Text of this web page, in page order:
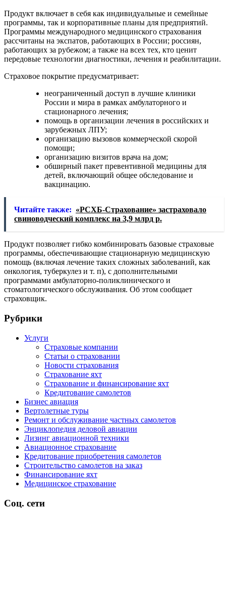
Продукт включает в себя как индивидуальные и семейные
программы, так и корпоративные планы для предприятий.
Программы международного медицинского страхования
рассчитаны на экспатов, работающих в России; россиян,
работающих за рубежом; а также на всех тех, кто ценит
передовые технологии диагностики, лечения и реабилитации.
Страховое покрытие предусматривает:
неограниченный доступ в лучшие клиники
России и мира в рамках амбулаторного и
стационарного лечения;
помощь в организации лечения в российских и
зарубежных ЛПУ;
организацию вызовов коммерческой скорой
помощи;
организацию визитов врача на дом;
обширный пакет превентивной медицины для
детей, включающий общее обследование и
вакцинацию.
Читайте также: «РСХБ-Страхование» застраховало
свиноводческий комплекс на 3,9 млрд р.
Продукт позволяет гибко комбинировать базовые страховые
программы, обеспечивающие стационарную медицинскую
помощь (включая лечение таких сложных заболеваний, как
онкология, туберкулез и т. п), с дополнительными
программами амбулаторно-поликлинического и
стоматологического обслуживания. Об этом сообщает
страховщик.
Рубрики
Услуги
Страховые компании
Статьи о страховании
Новости страхования
Страхование яхт
Страхование и финансирование яхт
Кредитование самолетов
Бизнес авиация
Вертолетные туры
Ремонт и обслуживание частных самолетов
Энциклопедия деловой авиации
Лизинг авиационной техники
Авиационное страхование
Кредитование приобретения самолетов
Строительство самолетов на заказ
Финансирование яхт
Медицинское страхование
Соц. сети